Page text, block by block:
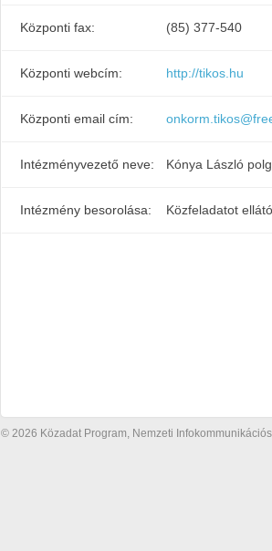
Központi fax: (85) 377-540
Központi webcím: http://tikos.hu
Központi email cím:
Intézményvezető neve: Kónya László
Intézmény besorolása: Közfeladatot
© 2026 Közadat Program, Nemzeti